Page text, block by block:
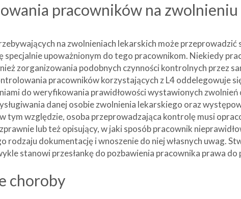
pracowników na
na zwolnieniach lekarskich może
specjalnie upoważnionym do tego pracownikom. Niekiedy
zorganizowania podobnych czynności kontrolnych przez
pracowników korzystających z L4 oddelegowuje
do weryfikowania prawidłowości wystawionych
danej osobie zwolnienia lekarskiego oraz
tym względzie, osoba przeprowadzająca kontrolę musi
lub też opisujący, w jaki sposób pracownik
rodzaju dokumentację i wnoszenie do niej własnych uwag.
stanowi przesłankę do pozbawienia pracownika prawa do
choroby